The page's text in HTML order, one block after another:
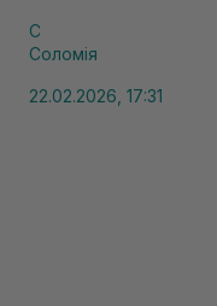
С
Соломія
22.02.2026, 17:31